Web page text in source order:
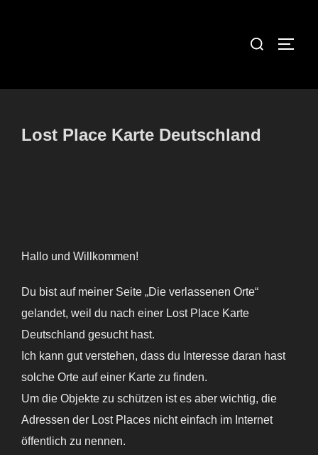
Suchen
Lost Place Karte Deutschland
Hallo und Willkommen!
Du bist auf meiner Seite „Die verlassenen Orte“
gelandet, weil du nach einer Lost Place Karte
Deutschland gesucht hast.
Ich kann gut verstehen, dass du Interesse daran hast
solche Orte auf einer Karte zu finden.
Um die Objekte zu schützen ist es aber wichtig, die
Adressen der Lost Places nicht einfach im Internet
öffentlich zu nennen.